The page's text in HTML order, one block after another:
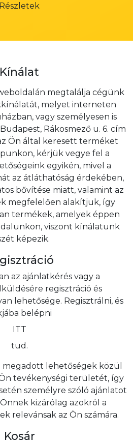
Részletek
Kínálat
megtalálja cégünk
melyet interneten
vagy személyesen is
Rákosmező u. 6. cím
Ön által keresett terméket
kérjük vegye fel a
egyikén, mivel a
az átláthatóság érdekében,
bővítése miatt, valamint az
megfelelően alakítjuk, így
termékek, amelyek éppen
viszont kínálatunk
képezik.
az ajánlatkérés vagy a
regisztráció és
lehetősége. Regisztrálni, és
belépni
ITT
tud.
megadott lehetőségek közül
tevékenységi területét, így
személyre szóló ajánlatot
kizárólag azokról a
relevánsak az Ön számára.
Kosár